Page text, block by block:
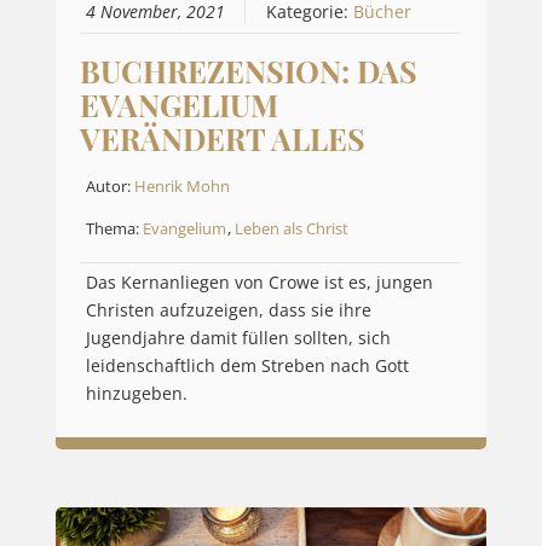
4 November, 2021 Kategorie: Bücher
BUCHREZENSION: DAS
EVANGELIUM
VERÄNDERT ALLES
Autor: Henrik Mohn
Thema: Evangelium, Leben als Christ
Das Kernanliegen von Crowe ist es, jungen
Christen aufzuzeigen, dass sie ihre
Jugendjahre damit füllen sollten, sich
leidenschaftlich dem Streben nach Gott
hinzugeben.